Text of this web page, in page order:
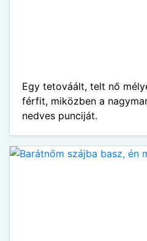
Egy tetováált, telt nő
férfit, miközben a
nedves punciját.